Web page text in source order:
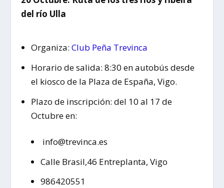
del río Ulla
Organiza: Club Peña Trevinca
Horario de salida: 8:30 en autobús desde
el kiosco de la Plaza de España, Vigo.
Plazo de inscripción: del 10 al 17 de
Octubre en:
info@trevinca.es
Calle Brasil,46 Entreplanta, Vigo
986420551